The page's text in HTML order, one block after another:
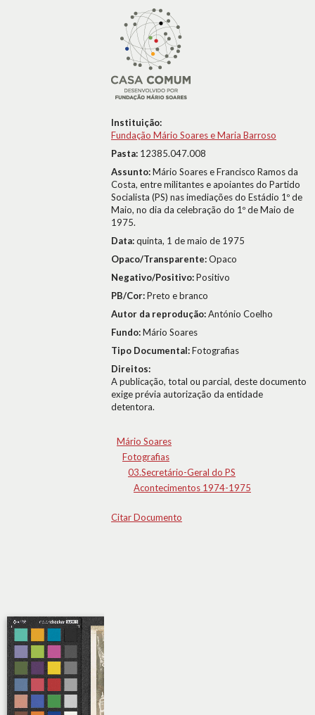
Instituição:
Fundação Mário Soares e Maria Barroso
Pasta: 12385.047.008
Assunto:Mário Soares e Francisco Ramos da
Costa, entre militantes e apoiantes do Partido
Socialista (PS) nas imediações do Estádio 1º de
Maio, no dia da celebração do 1º de Maio de
1975.
Data:quinta, 1 de maio de 1975
Opaco/Transparente:Opaco
Negativo/Positivo:Positivo
PB/Cor:Preto e branco
Autor da reprodução:António Coelho
Fundo:Mário Soares
Tipo Documental:Fotografias
Direitos:
A publicação, total ou parcial, deste documento
exige prévia autorização da entidade
detentora.
Mário Soares
Fotografias
03.Secretário-Geral do PS
Acontecimentos 1974-1975
Citar Documento